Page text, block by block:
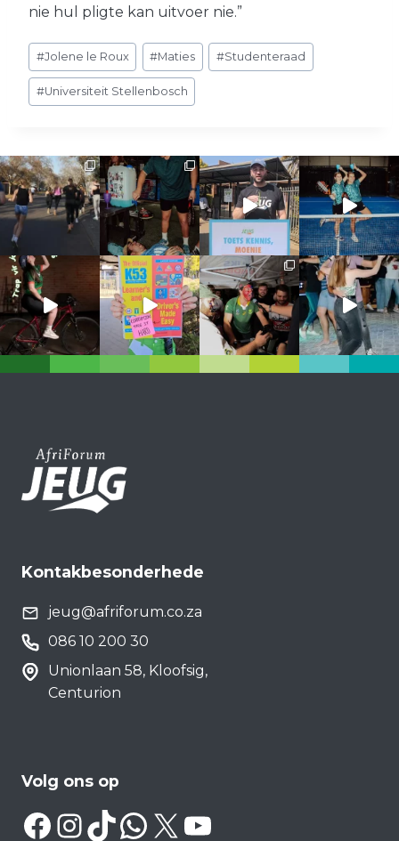
nie hul pligte kan uitvoer nie.”
Post
Tags:
#Jolene le Roux #Maties #Studenteraad
#Universiteit Stellenbosch
Kontakbesonderhede
jeug@afriforum.co.za
086 10 200 30
Unionlaan 58, Kloofsig,
Centurion
Volg ons op
Facebook
Instagram
TikTok
WhatsApp
X YouTube